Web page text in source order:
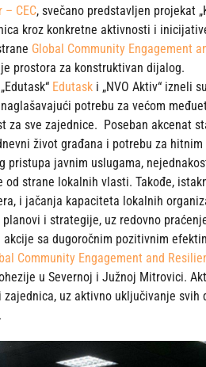
– CEC, svečano predstavljen projekat
kroz konkretne aktivnosti i
Global Community Engagement
prostora za konstruktivan dijalog.
Edutask i „NVO Aktiv“ izneli
potrebu za većom
za sve zajednice. Poseban akcenat
život građana i potrebu za
javnim uslugama,
strane lokalnih vlasti. Takođe,
i jačanja kapaciteta lokalnih
i strategije, uz redovno
sa dugoročnim pozitivnim
Community Engagement and
u Severnoj i Južnoj Mitrovici.
uz aktivno uključivanje svih